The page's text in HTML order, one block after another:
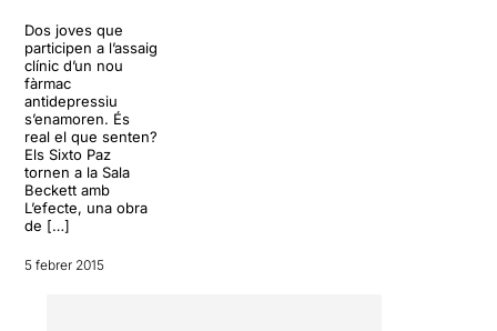
Dos joves que
participen a l’assaig
clínic d’un nou
fàrmac
antidepressiu
s’enamoren. És
real el que senten?
Els Sixto Paz
tornen a la Sala
Beckett amb
L’efecte, una obra
de […]
5 febrer 2015